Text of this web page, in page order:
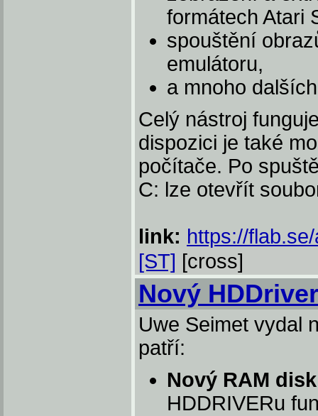
formátech Atari
spouštění
emulátoru,
a mnoho
Celý nástroj
dispozici je také
počítače. Po
C: lze otevřít
link: https://
[ST] [cross]
Nový
Uwe Seimet vydal
patří:
Nový RAM disk
HDDRIVERu